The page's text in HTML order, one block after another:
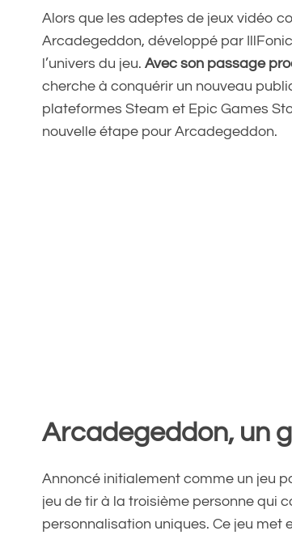
Alors que les adeptes de jeux vidéo
Arcadegeddon, développé par
l’univers du jeu. Avec son passage
cherche à conquérir un nouveau
plateformes Steam et Epic Games
nouvelle étape pour Arcadegeddon.
Arcadegeddon, un
Annoncé initialement comme un jeu
jeu de tir à la troisième personne qui
personnalisation uniques. Ce jeu met